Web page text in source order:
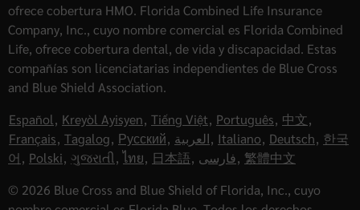
ofrece cobertura HMO. Florida Combined Life Insurance
Company, Inc., cuyo nombre comercial es Florida Combined
Life, ofrece cobertura dental, de vida y discapacidad. Estas
compañías son licenciatarias independientes de Blue Cross
and Blue Shield Association.
Español, Kreyòl Ayisyen, Tiếng Việt, Português, 中文,
Français, Tagalog, Русский, العربية, Italiano, Deutsch, 한국
어, Polski, ગુજરાતી, ไทย, 日本語, فارسی, 繁體中文
© 2026 Blue Cross and Blue Shield of Florida, Inc., cuyo